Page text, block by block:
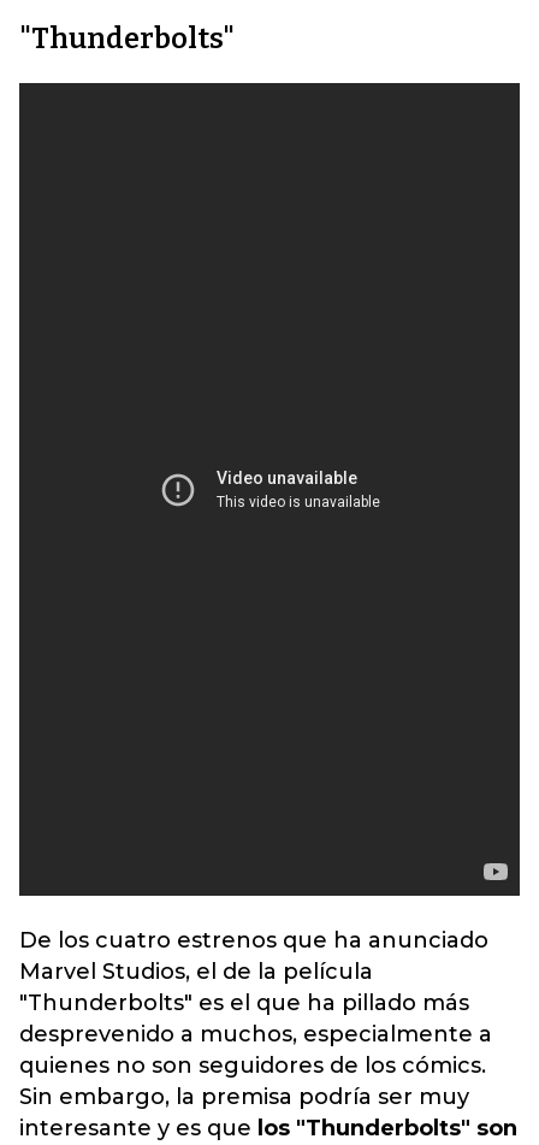
"Thunderbolts"
De los cuatro estrenos que ha anunciado
Marvel Studios, el de la película
"Thunderbolts" es el que ha pillado más
desprevenido a muchos, especialmente a
quienes no son seguidores de los cómics.
Sin embargo, la premisa podría ser muy
interesante y es que los "Thunderbolts" son